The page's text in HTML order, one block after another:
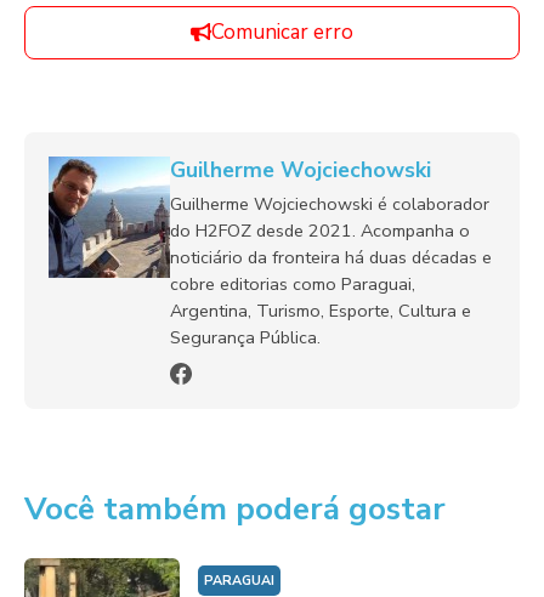
Comunicar erro
Guilherme Wojciechowski
Guilherme Wojciechowski é colaborador
do H2FOZ desde 2021. Acompanha o
noticiário da fronteira há duas décadas e
cobre editorias como Paraguai,
Argentina, Turismo, Esporte, Cultura e
Segurança Pública.
Você também poderá gostar
PARAGUAI